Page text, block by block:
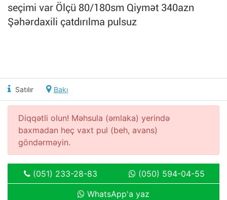
seçimi var Ölçü 80/180sm Qiymət 340azn
Şəhərdaxili çatdırılma pulsuz
Satılır Bakı
Diqqətli olun! Məhsula (əmlaka) yerində
baxmadan heç vaxt pul (beh, avans)
göndərməyin.
(051) 233-28-83
(050) 594-04-55
WhatsApp'a yaz